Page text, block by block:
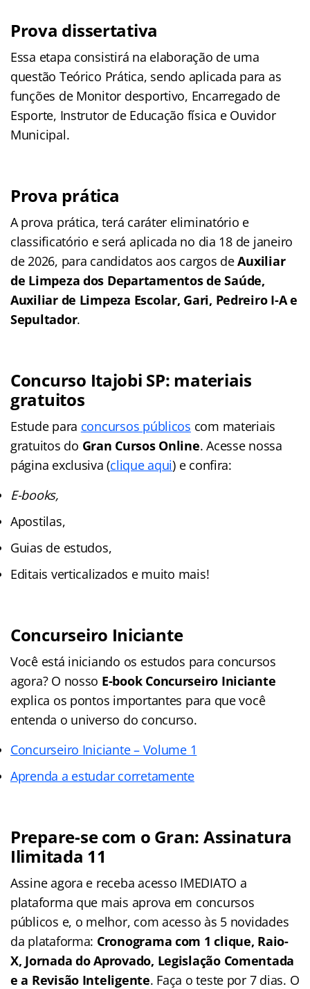
Prova dissertativa
Essa etapa consistirá na elaboração de uma
questão Teórico Prática, sendo aplicada para as
funções de Monitor desportivo, Encarregado de
Esporte, Instrutor de Educação física e Ouvidor
Municipal.
Prova prática
A prova prática, terá caráter eliminatório e
classificatório e será aplicada no dia 18 de janeiro
de 2026, para candidatos aos cargos deAuxiliar
de Limpeza dos Departamentos de Saúde,
Auxiliar de Limpeza Escolar, Gari, Pedreiro I-A e
Sepultador.
Concurso Itajobi SP: materiais
gratuitos
Estude para concursos públicos com materiais
gratuitos do Gran Cursos Online. Acesse nossa
página exclusiva (clique aqui) e confira:
E-books,
Apostilas,
Guias de estudos,
Editais verticalizados e muito mais!
Concurseiro Iniciante
Você está iniciando os estudos para concursos
agora? O nosso E-book Concurseiro Iniciante
explica os pontos importantes para que você
entenda o universo do concurso.
Concurseiro Iniciante – Volume 1
Aprenda a estudar corretamente
Prepare-se com o Gran: Assinatura
Ilimitada 11
Assine agora e receba acesso IMEDIATO a
plataforma que mais aprova em concursos
públicos e, o melhor, com acesso às 5 novidades
da plataforma: Cronograma com 1 clique, Raio-
X, Jornada do Aprovado, Legislação Comentada
e a Revisão Inteligente. Faça o teste por 7 dias. O